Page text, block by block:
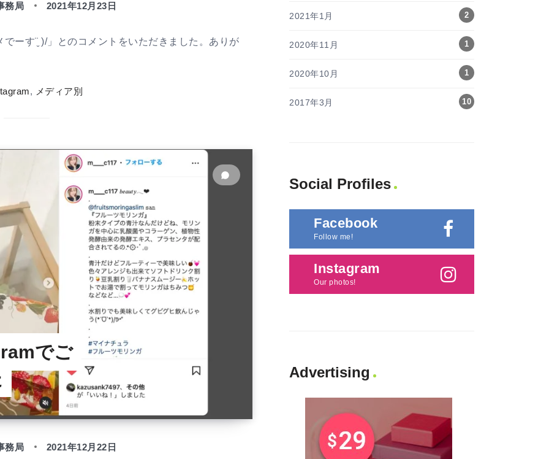
務局 2021年12月23日
ーす¨̮ )/」とのコメントをいただきました。ありが
, メディア別
でご
務局 2021年12月22日
2021年1月 2
2020年11月 1
2020年10月 1
2017年3月 10
Social Profiles
Facebook
Follow me!
Instagram
Our photos!
Advertising